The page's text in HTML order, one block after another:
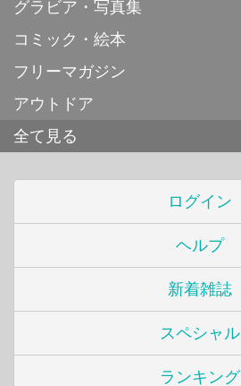
グラビア・写真集
コミック・絵本
フリーマガジン
アウトドア
全て見る
ログイン
ヘルプ
新着雑誌
スペシャル
ランキング